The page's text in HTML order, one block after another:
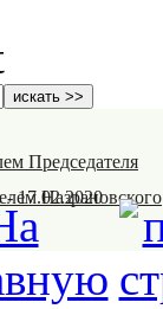
Председателя
-17.02.2020
Назрановского